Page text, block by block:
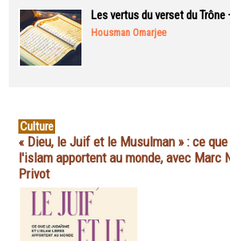
Les vertus du verset du
Housman Omarjee
Culture
« Dieu, le Juif et le Musulman » : ce
l'islam apportent au monde, avec Marc
Privot